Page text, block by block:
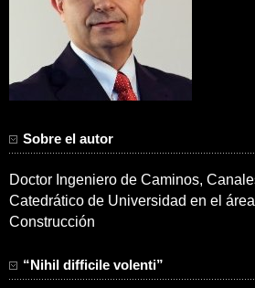
Sobre el autor
Doctor Ingeniero de Caminos,
Catedrático de Universidad en el
Construcción
“Nihil difficile volenti”